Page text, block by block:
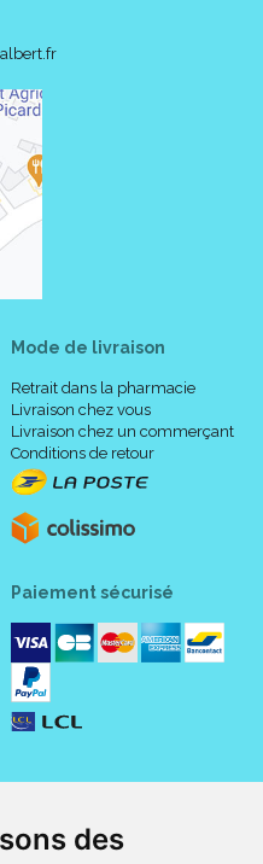
des
Mode de livraison
Retrait dans la pharmacie
Livraison chez vous
Livraison chez un commerçant
Conditions de retour
Paiement sécurisé
références, au prix les plus bas possible
médical. 1700 en médicaments sans